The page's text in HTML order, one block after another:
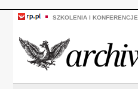
SZKOLENIA I KONFERENCJE